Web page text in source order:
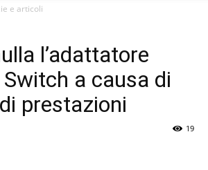
e articoli
l’adattatore
a causa di
prestazioni
19